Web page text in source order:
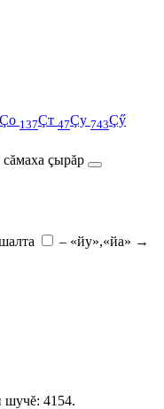
Çо 137Çт 47Çу 743Çӳ
çырăр
– «йу»,«йа» →
шучĕ: 4154.